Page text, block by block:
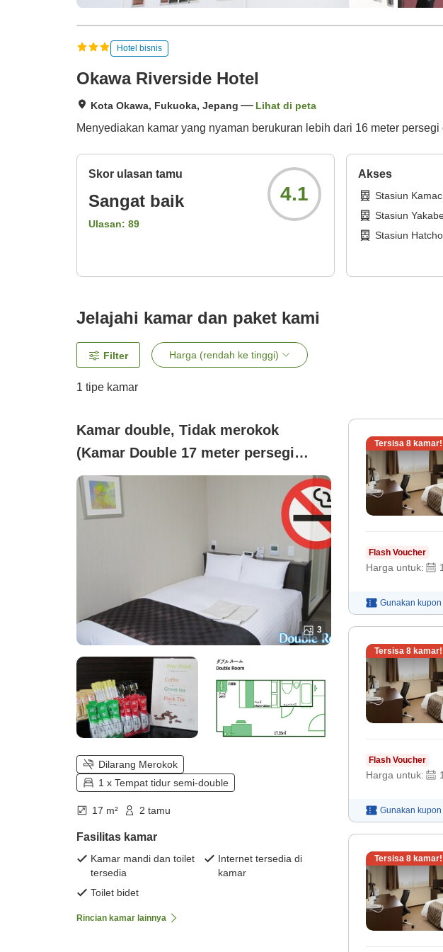
Hotel bisnis
Okawa Riverside Hotel
Kota Okawa, Fukuoka, Jepang Lihat di peta
Menyediakan kamar yang nyaman berukuran lebih dari 16 meter
Skor ulasan tamu
Sangat baik
Ulasan: 89
4.1
Akses
Stasiun
Stasiun
Stasiun
Jelajahi kamar dan paket kami
Filter Harga (rendah ke tinggi)
1 tipe kamar
Kamar double, Tidak merokok
(Kamar Double 17 meter persegi
(untuk pasangan))
3
Dilarang Merokok
1 x Tempat tidur semi-double
17 m² 2 tamu
Fasilitas kamar
Kamar mandi dan toilet
tersedia
Internet tersedia di
kamar
Toilet bidet
Rincian kamar lainnya
Tersisa 8 kamar!
Flash Voucher
Harga untuk:
Gunakan
Tersisa 8 kamar!
Flash Voucher
Harga untuk:
Gunakan
Tersisa 8 kamar!